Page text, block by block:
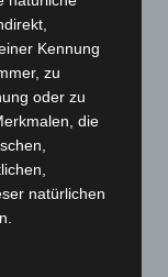
Umbau in
von
Kennung
zu
oder zu
die
natürlichen